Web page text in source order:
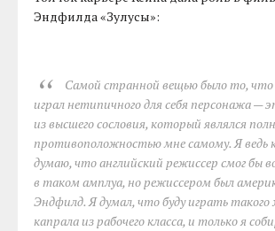
Эндфилда «Зулусы»:
Самой странной вещью было то, что
играл нетипичного для себя персонажа —
из высшего сословия, который являлся
противоположностью мне самому. Я ведь
думаю, что английский режиссер смог бы
в таком амплуа, но режиссером был
Эндфилд. Я думал, что буду играть такого
капрала из рабочего класса, и только я